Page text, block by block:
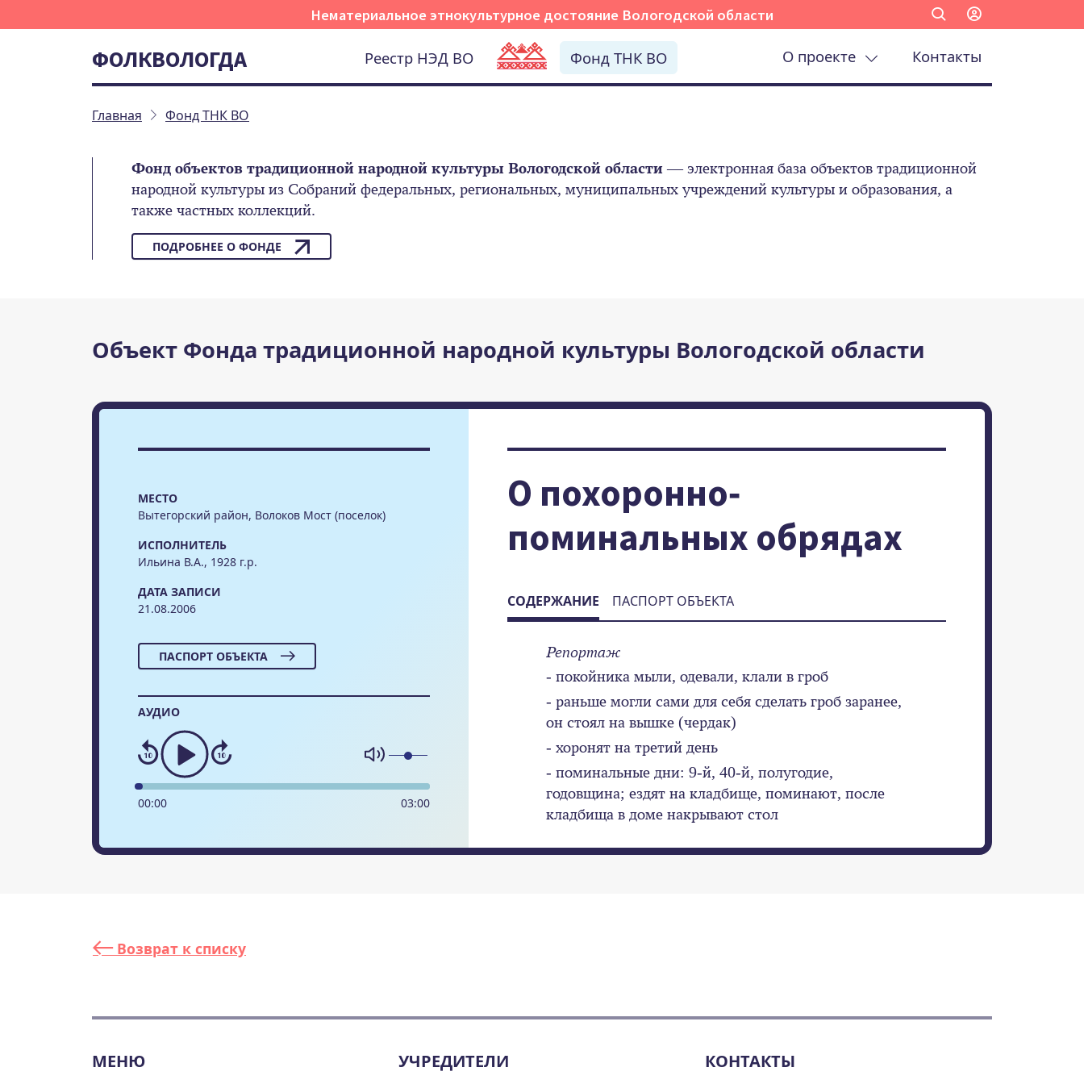
Нематериальное этнокультурное достояние Вологодской области
ФОЛКВОЛОГДА Реестр НЭД ВО Фонд ТНК ВО О проекте Контакты
Главная Фонд ТНК ВО
Фонд объектов традиционной народной культуры Вологодской области— электронная база объектов традиционной
народной культуры из Собраний федеральных, региональных, муниципальных учреждений культуры и образования, а
также частных коллекций.
ПОДРОБНЕЕ О ФОНДЕ
Объект Фонда традиционной народной культуры Вологодской области
МЕСТО
Вытегорский район, Волоков Мост (поселок)
ИСПОЛНИТЕЛЬ
Ильина В.А., 1928 г.р.
ДАТА ЗАПИСИ
21.08.2006
ПАСПОРТ ОБЪЕКТА
АУДИО
00:00 03:00
О похоронно-
поминальных обрядах
СОДЕРЖАНИЕ ПАСПОРТ ОБЪЕКТА
Репортаж
- покойника мыли, одевали, клали в гроб
- раньше могли сами для себя сделать гроб заранее,
он стоял на вышке (чердак)
- хоронят на третий день
- поминальные дни: 9-й, 40-й, полугодие,
годовщина; ездят на кладбище, поминают, после
кладбища в доме накрывают стол
Возврат к списку
МЕНЮ УЧРЕДИТЕЛИ КОНТАКТЫ